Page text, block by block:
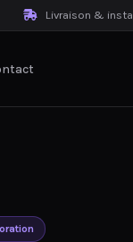
Livraison &